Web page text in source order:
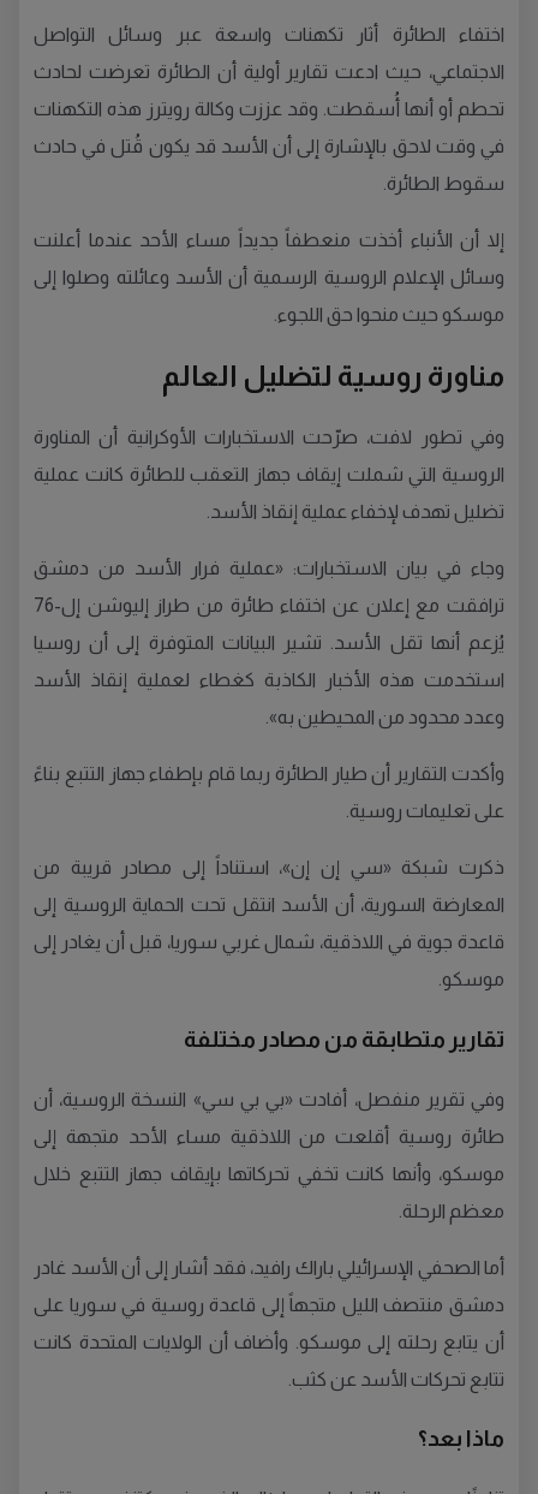
اختفاء الطائرة أثار تكهنات واسعة عبر وسائل التواصل
الاجتماعي، حيث ادعت تقارير أولية أن الطائرة تعرضت لحادث
تحطم أو أنها أُسقطت. وقد عززت وكالة رويترز هذه التكهنات
في وقت لاحق بالإشارة إلى أن الأسد قد يكون قُتل في حادث
سقوط الطائرة.
إلا أن الأنباء أخذت منعطفاً جديداً مساء الأحد عندما أعلنت
وسائل الإعلام الروسية الرسمية أن الأسد وعائلته وصلوا إلى
موسكو حيث منحوا حق اللجوء.
مناورة روسية لتضليل العالم
وفي تطور لافت، صرّحت الاستخبارات الأوكرانية أن المناورة
الروسية التي شملت إيقاف جهاز التعقب للطائرة كانت عملية
تضليل تهدف لإخفاء عملية إنقاذ الأسد.
وجاء في بيان الاستخبارات: «عملية فرار الأسد من دمشق
ترافقت مع إعلان عن اختفاء طائرة من طراز إليوشن إل-76
يُزعم أنها تقل الأسد. تشير البيانات المتوفرة إلى أن روسيا
استخدمت هذه الأخبار الكاذبة كغطاء لعملية إنقاذ الأسد
وعدد محدود من المحيطين به».
وأكدت التقارير أن طيار الطائرة ربما قام بإطفاء جهاز التتبع بناءً
على تعليمات روسية.
ذكرت شبكة «سي إن إن»، استناداً إلى مصادر قريبة من
المعارضة السورية، أن الأسد انتقل تحت الحماية الروسية إلى
قاعدة جوية في اللاذقية، شمال غربي سوريا، قبل أن يغادر إلى
موسكو.
تقارير متطابقة من مصادر مختلفة
وفي تقرير منفصل، أفادت «بي بي سي» النسخة الروسية، أن
طائرة روسية أقلعت من اللاذقية مساء الأحد متجهة إلى
موسكو، وأنها كانت تخفي تحركاتها بإيقاف جهاز التتبع خلال
معظم الرحلة.
أما الصحفي الإسرائيلي باراك رافيد، فقد أشار إلى أن الأسد غادر
دمشق منتصف الليل متجهاً إلى قاعدة روسية في سوريا على
أن يتابع رحلته إلى موسكو. وأضاف أن الولايات المتحدة كانت
تتابع تحركات الأسد عن كثب.
ماذا بعد؟